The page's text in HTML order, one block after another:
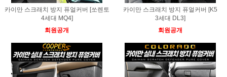
카이만 스크래치 방지 퓨얼커버 [쏘렌토
4세대 MQ4]
회원공개
카이만 스크래치 방지 퓨얼커버 [K5
3세대 DL3]
회원공개